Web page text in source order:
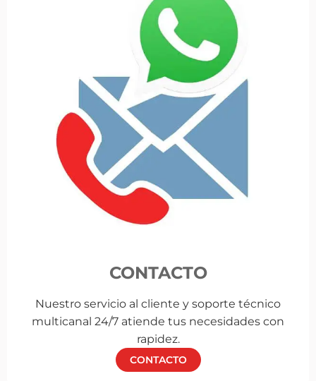
CONTACTO
Nuestro servicio al cliente y soporte técnico
multicanal 24/7 atiende tus necesidades con
rapidez.
CONTACTO